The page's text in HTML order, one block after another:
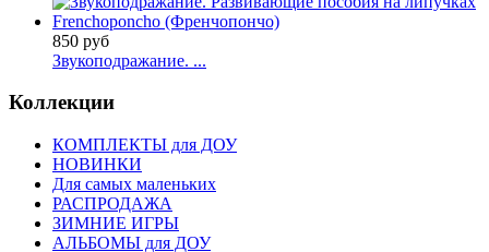
850 руб
Звукоподражание. ...
Коллекции
КОМПЛЕКТЫ для ДОУ
НОВИНКИ
Для самых маленьких
РАСПРОДАЖА
ЗИМНИЕ ИГРЫ
АЛЬБОМЫ для ДОУ